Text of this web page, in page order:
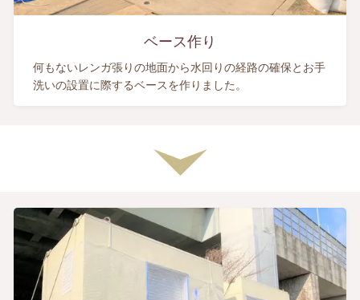
ベース作り
何もないレンガ張りの地面から水回りの経路の確保とお手
洗いの設置に際するベースを作りました。